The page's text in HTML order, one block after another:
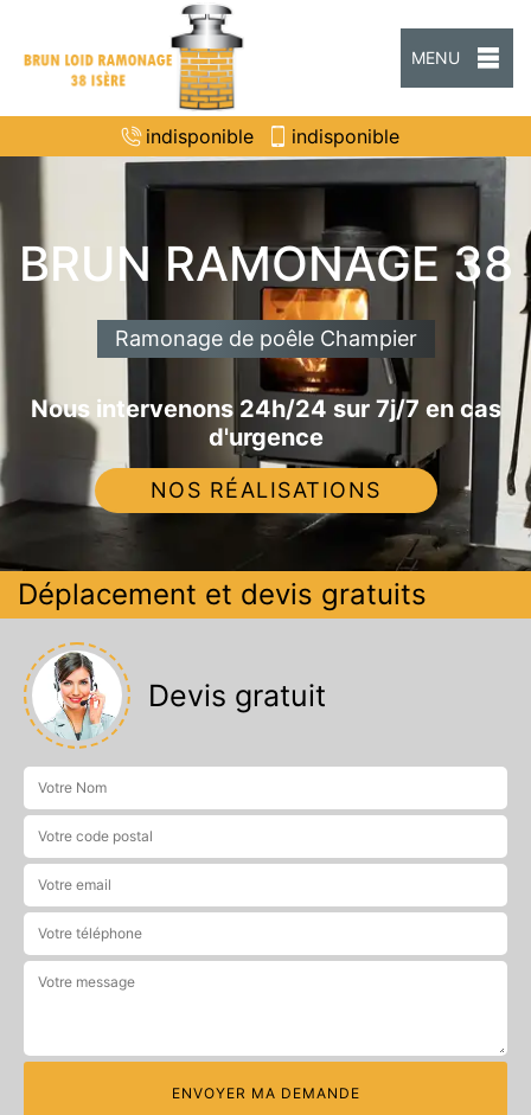
MENU
indisponible indisponible
BRUN RAMONAGE 38
Ramonage de poêle Champier
Nous intervenons 24h/24 sur 7j/7 en cas
d'urgence
NOS RÉALISATIONS
Déplacement et devis gratuits
Devis gratuit